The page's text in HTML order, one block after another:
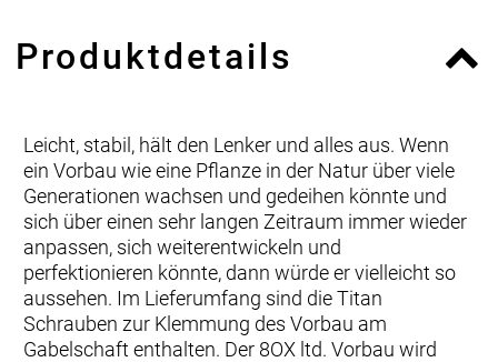
Produktdetails
Leicht, stabil, hält den Lenker und alles aus. Wenn
ein Vorbau wie eine Pflanze in der Natur über viele
Generationen wachsen und gedeihen könnte und
sich über einen sehr langen Zeitraum immer wieder
anpassen, sich weiterentwickeln und
perfektionieren könnte, dann würde er vielleicht so
aussehen. Im Lieferumfang sind die Titan
Schrauben zur Klemmung des Vorbau am
Gabelschaft enthalten. Der 8OX ltd. Vorbau wird